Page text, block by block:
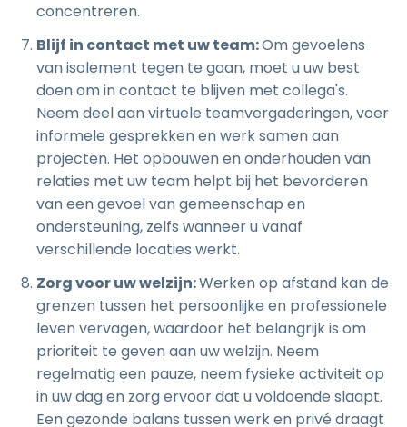
concentreren.
Blijf in contact met uw team:Om gevoelens
van isolement tegen te gaan, moet u uw best
doen om in contact te blijven met collega's.
Neem deel aan virtuele teamvergaderingen, voer
informele gesprekken en werk samen aan
projecten. Het opbouwen en onderhouden van
relaties met uw team helpt bij het bevorderen
van een gevoel van gemeenschap en
ondersteuning, zelfs wanneer u vanaf
verschillende locaties werkt.
Zorg voor uw welzijn:Werken op afstand kan de
grenzen tussen het persoonlijke en professionele
leven vervagen, waardoor het belangrijk is om
prioriteit te geven aan uw welzijn. Neem
regelmatig een pauze, neem fysieke activiteit op
in uw dag en zorg ervoor dat u voldoende slaapt.
Een gezonde balans tussen werk en privé draagt